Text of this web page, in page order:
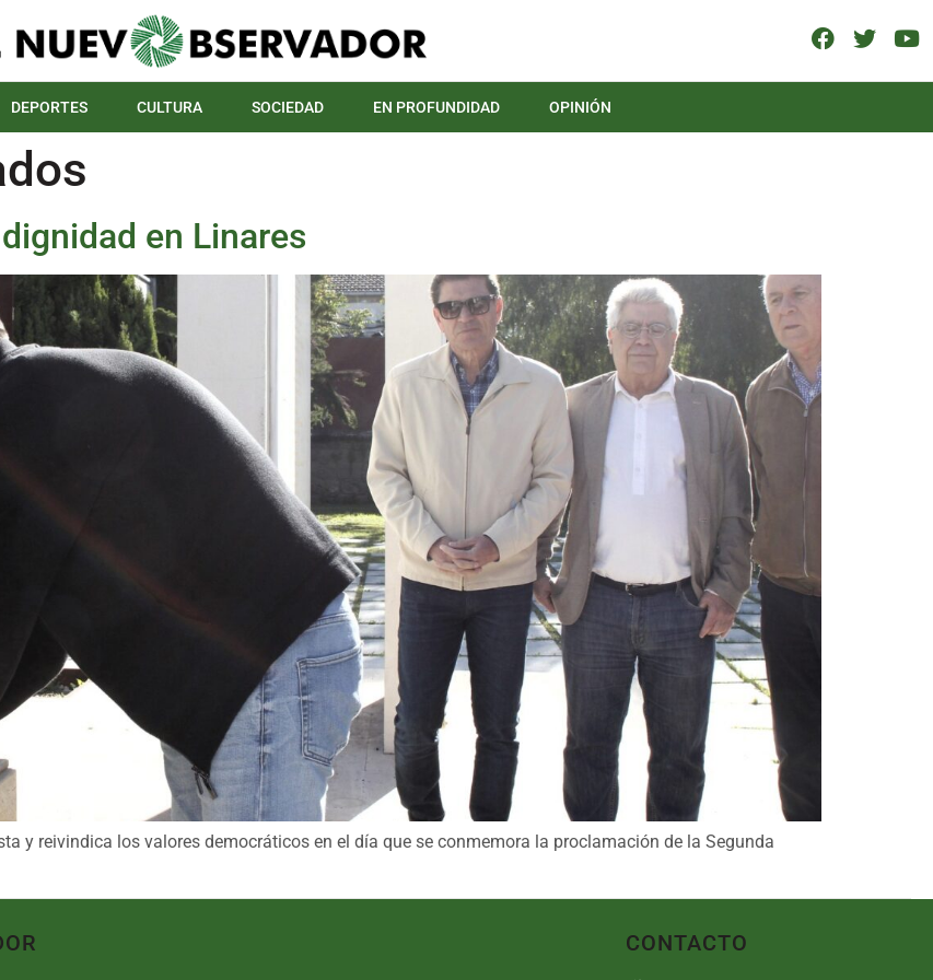
DEPORTES CULTURA SOCIEDAD EN PROFUNDIDAD OPINIÓN
en Linares
y reivindica los valores democráticos en el día que se conmemora la proclamación de la Segunda
CONTACTO